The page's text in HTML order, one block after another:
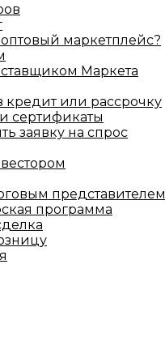
оптовый маркетплейс?
Маркета
кредит или рассрочку
сертификаты
заявку на спрос
представителем
программа